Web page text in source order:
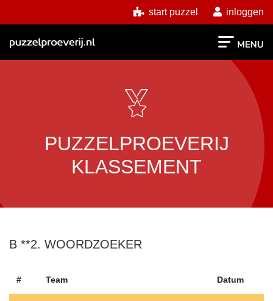
start puzzel inloggen
PUZZELPROEVERIJ
KLASSEMENT
B **2. WOORDZOEKER
# Team Datum